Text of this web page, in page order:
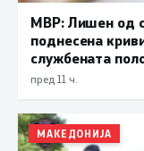
МВР: Лишен од
поднесена
службената
пред 11 ч.
МАКЕДОНИЈА